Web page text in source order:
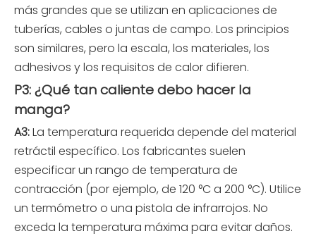
más grandes que se utilizan en aplicaciones de
tuberías, cables o juntas de campo. Los principios
son similares, pero la escala, los materiales, los
adhesivos y los requisitos de calor difieren.
P3: ¿Qué tan caliente debo hacer la
manga?
A3:La temperatura requerida depende del material
retráctil específico. Los fabricantes suelen
especificar un rango de temperatura de
contracción (por ejemplo, de 120 °C a 200 °C). Utilice
un termómetro o una pistola de infrarrojos. No
exceda la temperatura máxima para evitar daños.